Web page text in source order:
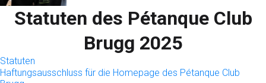
Statuten des Pétanque Club
Brugg 2025
Statuten
Haftungsausschluss für die Homepage des Pétanque Club